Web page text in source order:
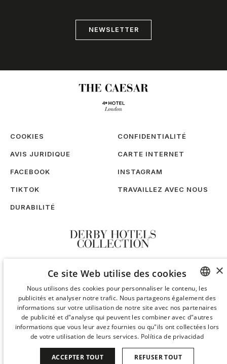
NEWSLETTER
COOKIES CONFIDENTIALITÉ
AVIS JURIDIQUE CARTE INTERNET
FACEBOOK INSTAGRAM
TIKTOK TRAVAILLEZ AVEC NOUS
DURABILITÉ
SPANISH
ENGLISH
GERMAN
×
Ce site Web utilise des cookies
Nous utilisons des cookies pour personnaliser le contenu, les
publicités et analyser notre trafic. Nous partageons également des
informations sur votre utilisation de notre site avec nos partenaires
de publicité et d"analyse qui peuvent les combiner avec d"autres
informations que vous leur avez fournies ou qu"ils ont collectées lors
de votre utilisation de leurs services. Política de privacidad
ACCEPTER TOUT REFUSER TOUT